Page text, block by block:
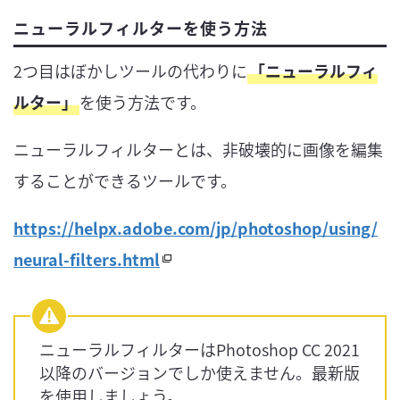
ニューラルフィルターを使う方法
2つ目はぼかしツールの代わりに「ニューラルフィ
ルター」を使う方法です。
ニューラルフィルターとは、非破壊的に画像を編集
することができるツールです。
https://helpx.adobe.com/jp/photoshop/using/
neural-filters.html
ニューラルフィルターはPhotoshop CC 2021
以降のバージョンでしか使えません。最新版